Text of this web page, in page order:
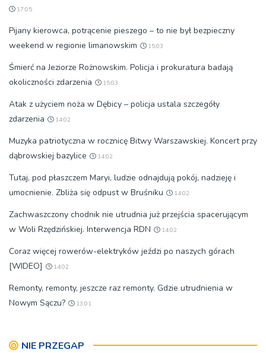
17:05
Pijany kierowca, potrącenie pieszego – to nie był bezpieczny
weekend w regionie limanowskim
15:03
Śmierć na Jeziorze Rożnowskim. Policja i prokuratura badają
okoliczności zdarzenia
15:03
Atak z użyciem noża w Dębicy – policja ustala szczegóły
zdarzenia
14:02
Muzyka patriotyczna w rocznicę Bitwy Warszawskiej. Koncert przy
dąbrowskiej bazylice
14:02
Tutaj, pod płaszczem Maryi, ludzie odnajdują pokój, nadzieję i
umocnienie. Zbliża się odpust w Bruśniku
14:02
Zachwaszczony chodnik nie utrudnia już przejścia spacerującym
w Woli Rzędzińskiej. Interwencja RDN
14:02
Coraz więcej rowerów-elektryków jeździ po naszych górach
[WIDEO]
14:02
Remonty, remonty, jeszcze raz remonty. Gdzie utrudnienia w
Nowym Sączu?
13:01
NIE PRZEGAP